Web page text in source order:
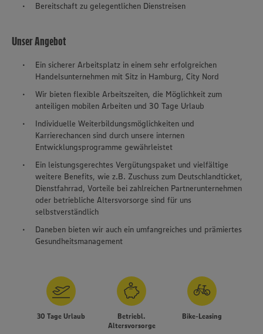
Bereitschaft zu gelegentlichen Dienstreisen
Unser Angebot
Ein sicherer Arbeitsplatz in einem sehr erfolgreichen
Handelsunternehmen mit Sitz in Hamburg, City Nord
Wir bieten flexible Arbeitszeiten, die Möglichkeit zum
anteiligen mobilen Arbeiten und 30 Tage Urlaub
Individuelle Weiterbildungsmöglichkeiten und
Karrierechancen sind durch unsere internen
Entwicklungsprogramme gewährleistet
Ein leistungsgerechtes Vergütungspaket und vielfältige
weitere Benefits, wie z.B. Zuschuss zum Deutschlandticket,
Dienstfahrrad, Vorteile bei zahlreichen Partnerunternehmen
oder betriebliche Altersvorsorge sind für uns
selbstverständlich
Daneben bieten wir auch ein umfangreiches und prämiertes
Gesundheitsmanagement
30 Tage Urlaub
Betriebl.
Altersvorsorge
Bike-Leasing